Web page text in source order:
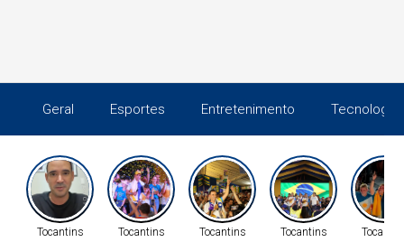
Geral Esportes Entretenimento Tecnologia
Tocantins Tocantins Tocantins Tocantins